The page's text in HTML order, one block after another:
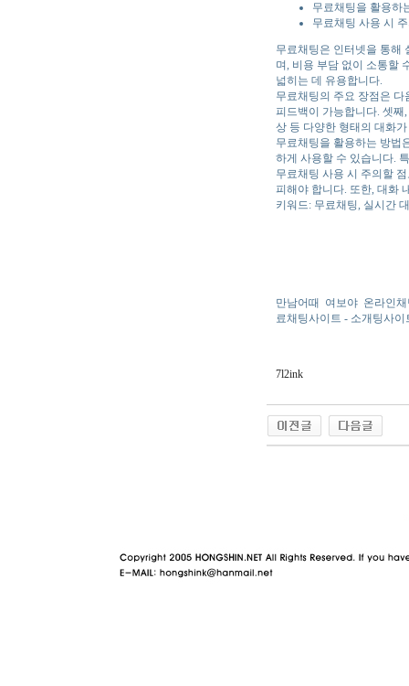
무료채팅을 활용하
무료채팅 사용 시
무료채팅은 인터넷을 통해
며, 비용 부담 없이 소통할
넓히는 데 유용합니다.
무료채팅의 주요 장점은
피드백이 가능합니다. 셋째
상 등 다양한 형태의 대화
무료채팅을 활용하는 방법
하게 사용할 수 있습니다.
무료채팅 사용 시 주의할
피해야 합니다. 또한, 대화
키워드: 무료채팅, 실시간
만남어때 여보야 온라인
료채팅사이트 - 소개팅사
7l2ink